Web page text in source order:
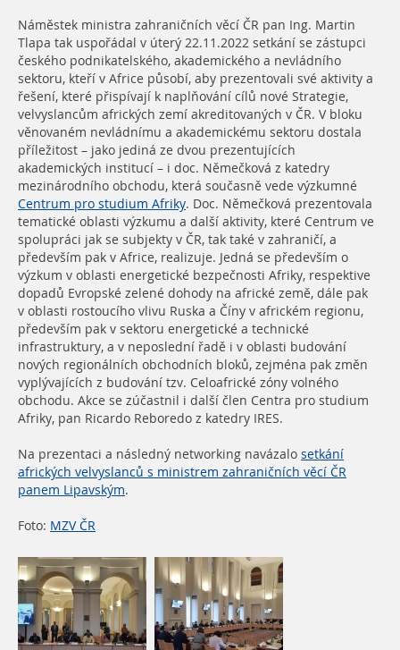
Náměstek ministra zahraničních věcí ČR pan Ing. Martin
Tlapa tak uspořádal v úterý 22.11.2022 setkání se zástupci
českého podnikatelského, akademického a nevládního
sektoru, kteří v Africe působí, aby prezentovali své aktivity a
řešení, které přispívají k naplňování cílů nové Strategie,
velvyslancům afrických zemí akreditovaných v ČR. V bloku
věnovaném nevládnímu a akademickému sektoru dostala
příležitost – jako jediná ze dvou prezentujících
akademických institucí – i doc. Němečková z katedry
mezinárodního obchodu, která současně vede výzkumné
Centrum pro studium Afriky. Doc. Němečková prezentovala
tematické oblasti výzkumu a další aktivity, které Centrum ve
spolupráci jak se subjekty v ČR, tak také v zahraničí, a
především pak v Africe, realizuje. Jedná se především o
výzkum v oblasti energetické bezpečnosti Afriky, respektive
dopadů Evropské zelené dohody na africké země, dále pak
v oblasti rostoucího vlivu Ruska a Číny v africkém regionu,
především pak v sektoru energetické a technické
infrastruktury, a v neposlední řadě i v oblasti budování
nových regionálních obchodních bloků, zejména pak změn
vyplývajících z budování tzv. Celoafrické zóny volného
obchodu. Akce se zúčastnil i další člen Centra pro studium
Afriky, pan Ricardo Reboredo z katedry IRES.
Na prezentaci a následný networking navázalo setkání
afrických velvyslanců s ministrem zahraničních věcí ČR
panem Lipavským.
Foto: MZV ČR